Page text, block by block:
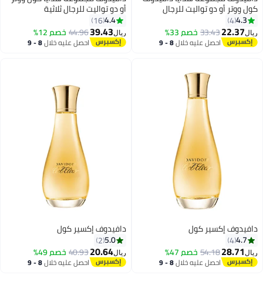
كول ووتر أو دو تواليت للرجال
4.3
4
ريال22.37
33.43خصم 33%
احصل عليه خلال 8 - 9
أو دو تواليت للرجال ثلاثية
4.4
16
ريال39.43
44.96خصم 12%
احصل عليه خلال 8 - 9
دافيدوف إكسير كول
4.7
4
ريال28.71
54.18خصم 47%
احصل عليه خلال 8 - 9
دافيدوف إكسير كول
5.0
2
ريال20.64
40.93خصم 49%
احصل عليه خلال 8 - 9